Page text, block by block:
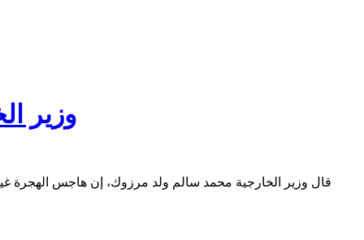
وزير
قال وزير الخارجية محمد سالم ولد مرزوك، إن هاجس الهجرة غير